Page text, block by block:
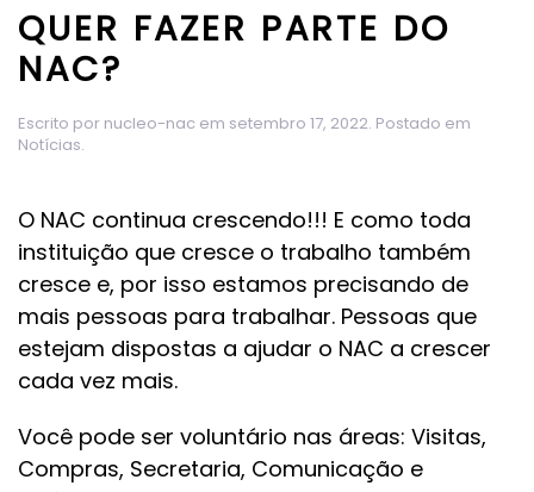
QUER FAZER PARTE DO
NAC?
Escrito por nucleo-nac em setembro 17, 2022. Postado em
Notícias.
O NAC continua crescendo!!! E como toda
instituição que cresce o trabalho também
cresce e, por isso estamos precisando de
mais pessoas para trabalhar. Pessoas que
estejam dispostas a ajudar o NAC a crescer
cada vez mais.
Você pode ser voluntário nas áreas: Visitas,
Compras, Secretaria, Comunicação e